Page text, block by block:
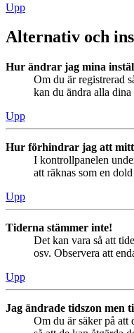
Upp
Alternativ och
Hur ändrar jag mina
Om du är registrerad
kan du ändra alla
Upp
Hur förhindrar jag att mitt
I kontrollpanelen
att räknas som en
Upp
Tiderna stämmer inte!
Det kan vara så att
osv. Observera att
Upp
Jag ändrade tidszon men
Om du är säker på att